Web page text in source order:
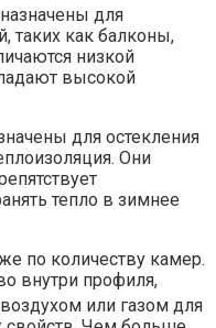
для
таких как балконы,
низкой
высокой
для остекления
Они
тепло в зимнее
по количеству камер.
внутри профиля,
или газом для